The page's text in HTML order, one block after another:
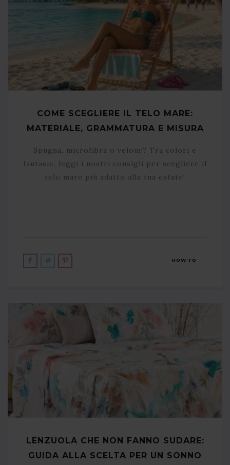
COME SCEGLIERE IL TELO MARE:
MATERIALE, GRAMMATURA E MISURA
Spugna, microfibra o velour? Tra colori e
fantasie, leggi i nostri consigli per scegliere il
telo mare più adatto alla tua estate!
HOW TO
LENZUOLA CHE NON FANNO SUDARE:
GUIDA ALLA SCELTA PER UN SONNO